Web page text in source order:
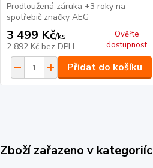
Prodloužená záruka +3 roky na
spotřebič značky AEG
3 499 Kč/ks
2 892 Kč bez DPH
Ověřte
dostupnost
Přidat do košíku
Zboží zařazeno v